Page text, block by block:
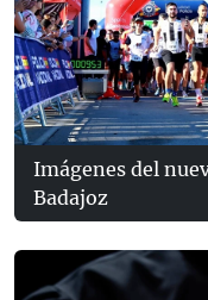
Imágenes del
Badajoz